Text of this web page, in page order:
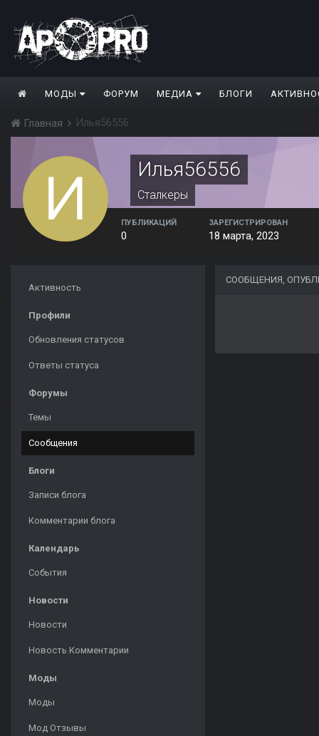
МОДЫ ФОРУМ МЕДИА БЛОГИ
Главная Илья56556
Илья56556
Сталкеры
ПУБЛИКАЦИЙ
0
ЗАРЕГИСТРИРОВАН
18 марта, 2023
Активность
Профили
Обновления статусов
Ответы статуса
Форумы
Темы
Сообщения
Блоги
Записи блога
Комментарии блога
Календарь
События
Новости
Новости
Новость Комментарии
Моды
Моды
Мод Отзывы
СООБЩЕНИЯ,